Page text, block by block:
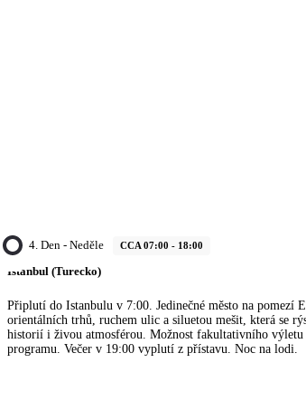
4. Den - Neděle CCA 07:00 - 18:00
Istanbul (Turecko)
Připlutí do Istanbulu v 7:00. Jedinečné město na pomezí
orientálních trhů, ruchem ulic a siluetou mešit, která se
historií i živou atmosférou. Možnost fakultativního výletu
programu. Večer v 19:00 vyplutí z přístavu. Noc na lodi.